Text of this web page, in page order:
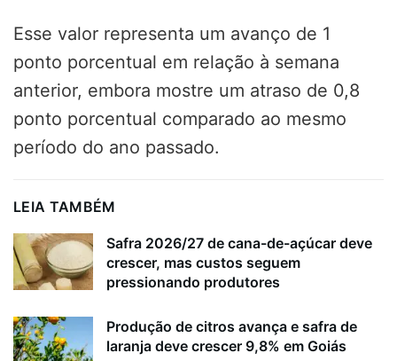
Esse valor representa um avanço de 1
ponto porcentual em relação à semana
anterior, embora mostre um atraso de 0,8
ponto porcentual comparado ao mesmo
período do ano passado.
LEIA TAMBÉM
Safra 2026/27 de cana-de-açúcar deve
crescer, mas custos seguem
pressionando produtores
Produção de citros avança e safra de
laranja deve crescer 9,8% em Goiás